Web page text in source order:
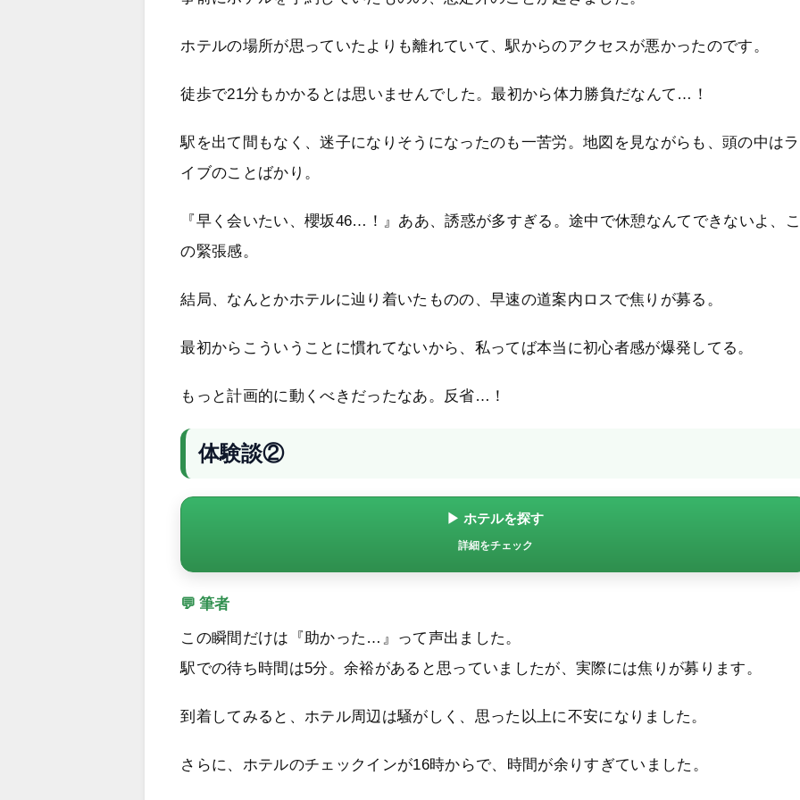
ホテルの場所が思っていたよりも離れていて、駅からのアクセスが悪かったのです。
徒歩で21分もかかるとは思いませんでした。最初から体力勝負だなんて…！
駅を出て間もなく、迷子になりそうになったのも一苦労。地図を見ながらも、頭の中はラ
イブのことばかり。
『早く会いたい、櫻坂46…！』ああ、誘惑が多すぎる。途中で休憩なんてできないよ、
の緊張感。
結局、なんとかホテルに辿り着いたものの、早速の道案内ロスで焦りが募る。
最初からこういうことに慣れてないから、私ってば本当に初心者感が爆発してる。
もっと計画的に動くべきだったなあ。反省…！
体験談②
▶ ホテルを探す
詳細をチェック
💬 筆者
この瞬間だけは『助かった…』って声出ました。
駅での待ち時間は5分。余裕があると思っていましたが、実際には焦りが募ります。
到着してみると、ホテル周辺は騒がしく、思った以上に不安になりました。
さらに、ホテルのチェックインが16時からで、時間が余りすぎていました。